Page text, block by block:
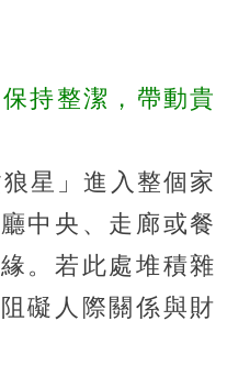
持整潔，帶動貴
星」進入整個家
中央、走廊或餐
。若此處堆積雜
礙人際關係與財